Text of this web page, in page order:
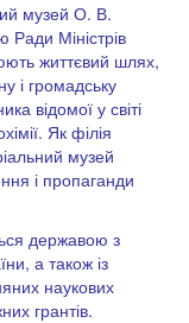
музей О. В.
Ради Міністрів
життєвий шлях,
і громадську
відомої у світі
Як філія
музей
і пропаганди
державою з
а також із
наукових
грантів.